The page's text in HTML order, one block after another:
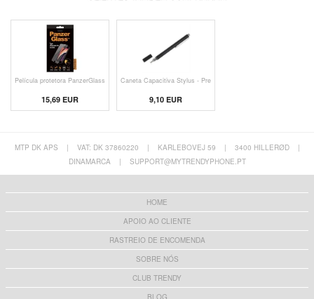
Película protetora PanzerGlass
15,69 EUR
Caneta Capacitiva Stylus - Pre
9,10 EUR
MTP DK APS | VAT: DK 37860220 | KARLEBOVEJ 59 | 3400 HILLERØD
|
DINAMARCA
| SUPPORT@MYTRENDYPHONE.PT
HOME
APOIO AO CLIENTE
RASTREIO DE ENCOMENDA
SOBRE NÓS
CLUB TRENDY